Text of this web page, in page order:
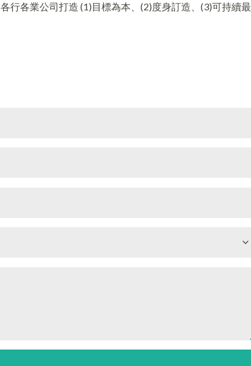
行各業公司打造 (1)目標為本、(2)度身訂造、(3)可持續最